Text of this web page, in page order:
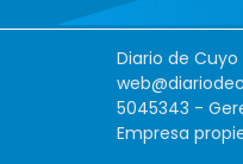
Diario de
5045343 -
Empresa